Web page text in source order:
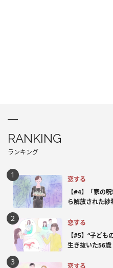
RANKING
ランキング
恋する
【#4】「家の
ら解放された紗
恋する
【#5】“子ど
生き抜いた56歳